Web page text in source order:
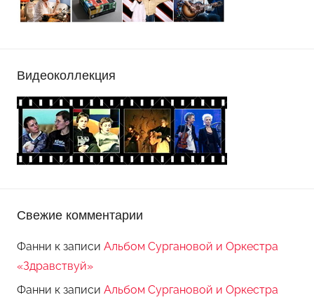
Видеоколлекция
Свежие комментарии
Фанни к записи Альбом Сургановой и Оркестра
«Здравствуй»
Фанни к записи Альбом Сургановой и Оркестра